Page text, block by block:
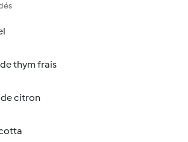
thym frais
de citron